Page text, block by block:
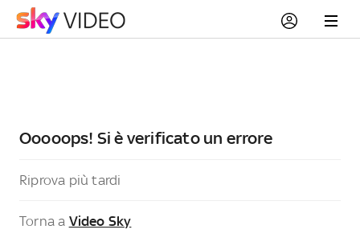
Ooooops! Si è verificato un errore
Riprova più tardi
Torna a Video Sky